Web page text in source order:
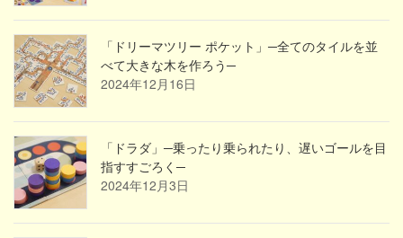
「ドリーマツリー ポケット」─全てのタイルを並
べて大きな木を作ろう─
2024年12月16日
「ドラダ」─乗ったり乗られたり、遅いゴールを目
指すすごろく─
2024年12月3日